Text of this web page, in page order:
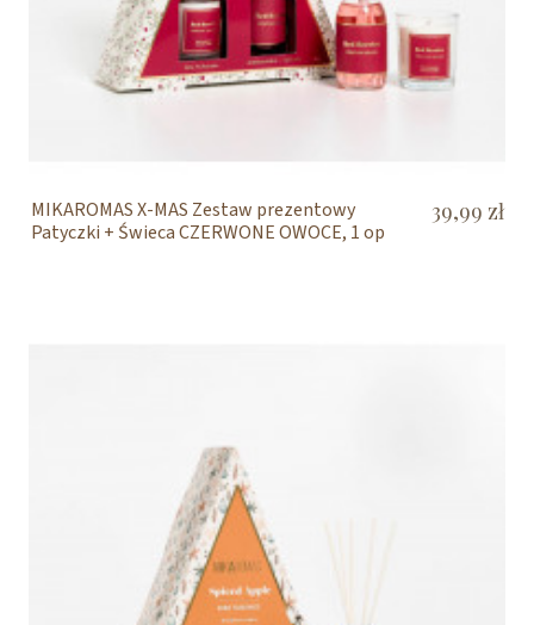
MIKAROMAS X-MAS Zestaw prezentowy
Patyczki + Świeca CZERWONE OWOCE, 1 op
39,99 zł